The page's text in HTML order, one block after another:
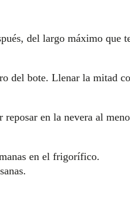
del largo máximo que
del bote. Llenar la mitad
en la nevera al
en el frigorífico.